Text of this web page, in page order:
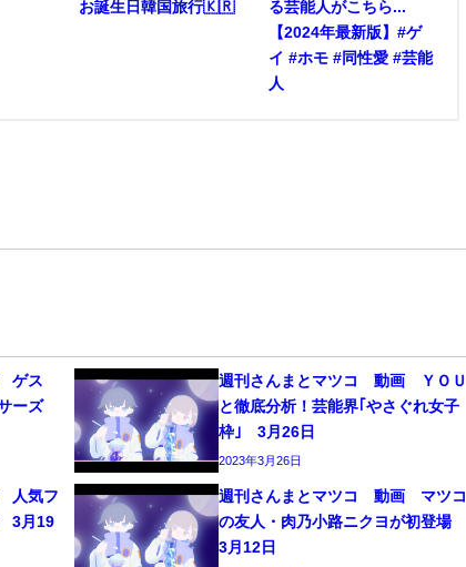
お誕生日韓国旅行🇰🇷
る芸能人がこちら...
【2024年最新版】#ゲ
イ #ホモ #同性愛 #芸能
人
ゲス
サーズ
週刊さんまとマツコ 動画 ＹＯＵ
と徹底分析！芸能界｢やさぐれ女子
枠｣ 3月26日
2023年3月26日
人気フ
3月19
週刊さんまとマツコ 動画 マツコ
の友人・肉乃小路ニクヨが初登場
3月12日